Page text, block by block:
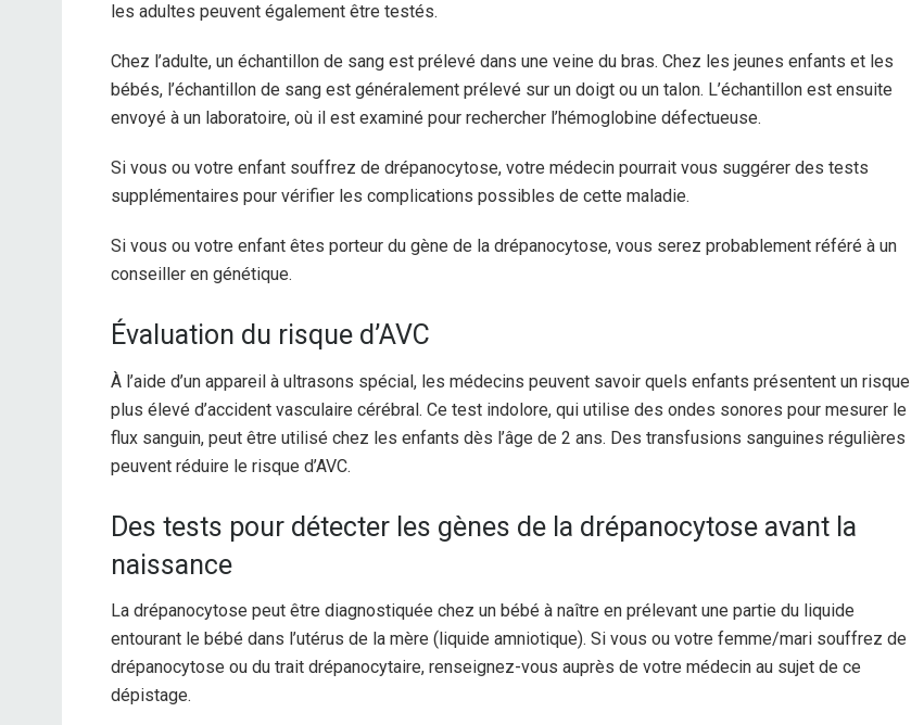
les adultes peuvent également être testés.
Chez l’adulte, un échantillon de sang est prélevé dans une veine du bras. Chez les jeunes enfants et les
bébés, l’échantillon de sang est généralement prélevé sur un doigt ou un talon. L’échantillon est ensuite
envoyé à un laboratoire, où il est examiné pour rechercher l’hémoglobine défectueuse.
Si vous ou votre enfant souffrez de drépanocytose, votre médecin pourrait vous suggérer des tests
supplémentaires pour vérifier les complications possibles de cette maladie.
Si vous ou votre enfant êtes porteur du gène de la drépanocytose, vous serez probablement référé à un
conseiller en génétique.
Évaluation du risque d’AVC
À l’aide d’un appareil à ultrasons spécial, les médecins peuvent savoir quels enfants présentent un risque
plus élevé d’accident vasculaire cérébral. Ce test indolore, qui utilise des ondes sonores pour mesurer le
flux sanguin, peut être utilisé chez les enfants dès l’âge de 2 ans. Des transfusions sanguines régulières
peuvent réduire le risque d’AVC.
Des tests pour détecter les gènes de la drépanocytose avant la
naissance
La drépanocytose peut être diagnostiquée chez un bébé à naître en prélevant une partie du liquide
entourant le bébé dans l’utérus de la mère (liquide amniotique). Si vous ou votre femme/mari souffrez de
drépanocytose ou du trait drépanocytaire, renseignez-vous auprès de votre médecin au sujet de ce
dépistage.